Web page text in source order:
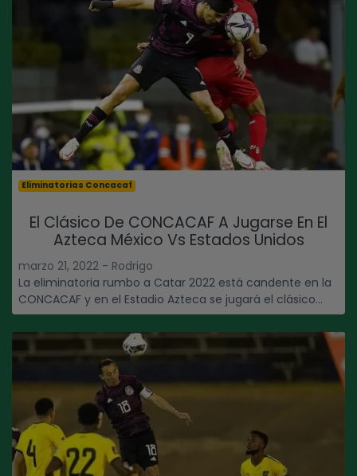
Eliminatorias Concacaf
El Clásico De CONCACAF A Jugarse En El
Azteca México Vs Estados Unidos
marzo 21, 2022 - Rodrigo
La eliminatoria rumbo a Catar 2022 está candente en la
CONCACAF y en el Estadio Azteca se jugará el clásico...